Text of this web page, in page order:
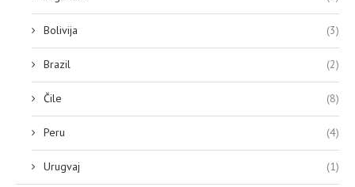
Bolivija (3)
Brazil (2)
Čile (8)
Peru (4)
Urugvaj (1)